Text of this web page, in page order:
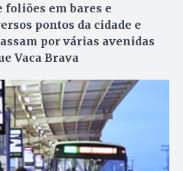
em bares e
pontos da cidade e
por várias avenidas
Vaca Brava